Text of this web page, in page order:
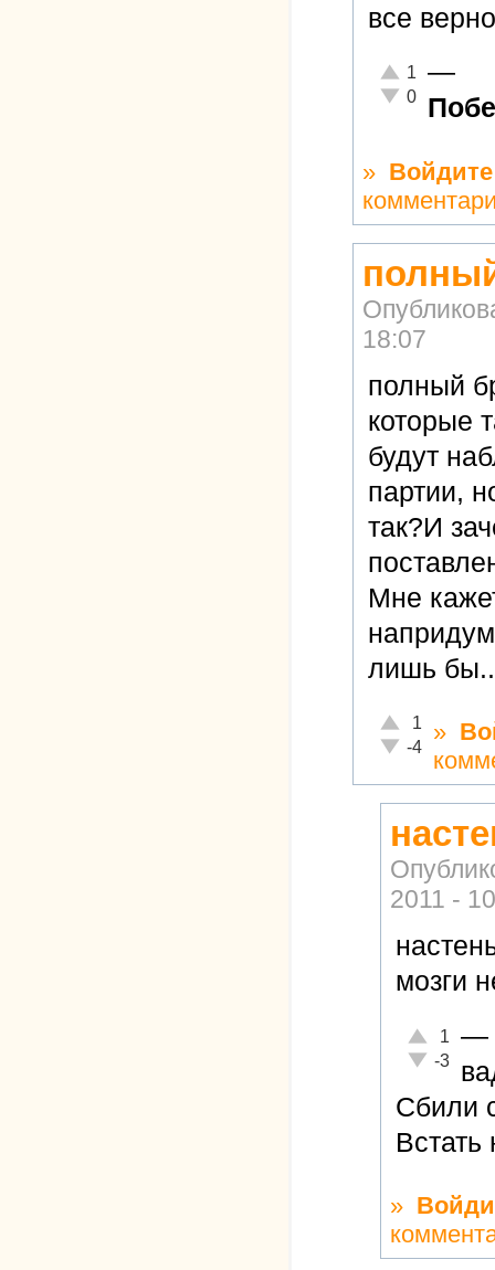
все
Отлично!
1
Неадекватно!
0
—
» Войдите
18:07
полный
которые
будут
партии,
так?И
Мне
лишь
Отлично!
1
Неадекватно!
-4
»
2011 -
мозги
Отлично!
1
-3
—
Сбили
»